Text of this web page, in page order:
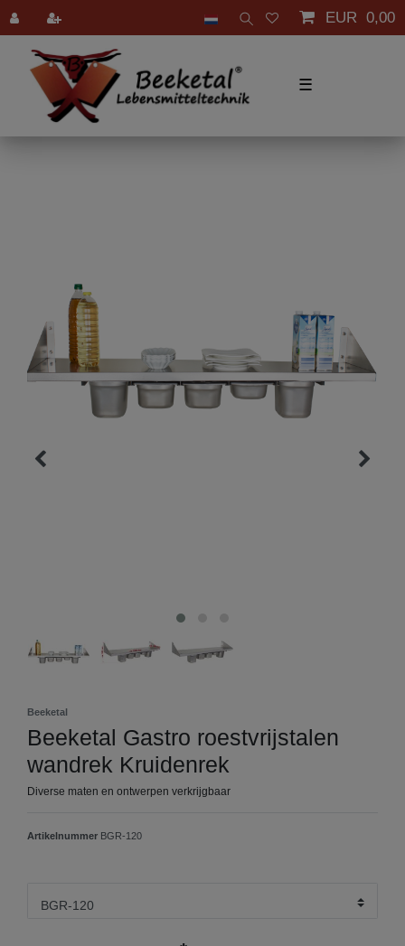
EUR 0,00
☰
Beeketal
Beeketal Gastro roestvrijstalen
wandrek Kruidenrek
Diverse maten en ontwerpen verkrijgbaar
Artikelnummer BGR-120